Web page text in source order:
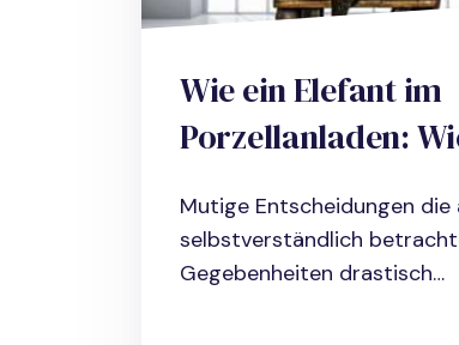
Wie ein Elefant im
Porzellanladen:
mutiger
Entscheidungen
Mutige Entscheidungen die
selbstverständlich
Gegebenheiten drastisch